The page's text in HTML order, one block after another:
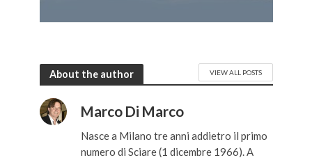
About the author VIEW ALL POSTS
Marco Di Marco
Nasce a Milano tre anni addietro il primo
numero di Sciare (1 dicembre 1966). A